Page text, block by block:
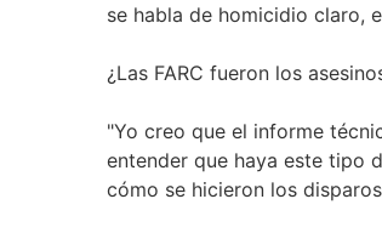
se habla de homicidio claro,
¿Las FARC fueron los
"Yo creo que el informe
entender que haya este tipo
cómo se hicieron los